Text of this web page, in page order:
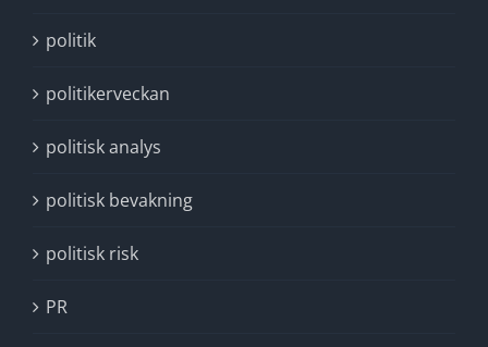
politik
politikerveckan
politisk analys
politisk bevakning
politisk risk
PR